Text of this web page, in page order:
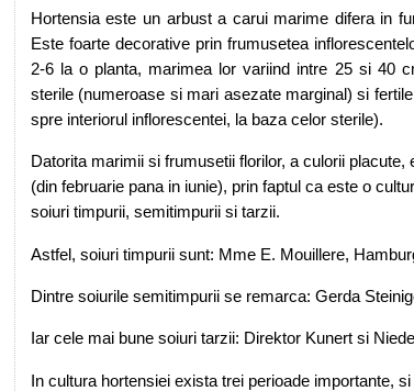
Hortensia este un arbust a carui marime difera in
Este foarte decorative prin frumusetea
2-6 la o planta, marimea lor variind intre 25 si 40
sterile (numeroase si mari asezate marginal) si
spre interiorul inflorescentei, la baza celor sterile).
Datorita marimii si frumusetii florilor, a culorii
(din februarie pana in iunie), prin faptul ca este o
soiuri timpurii, semitimpurii si tarzii.
Astfel, soiuri timpurii sunt: Mme E. Mouillere,
Dintre soiurile semitimpurii se remarca: Gerda
Iar cele mai bune soiuri tarzii: Direktor Kunert si
In cultura hortensiei exista trei perioade importante,